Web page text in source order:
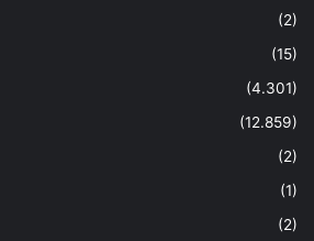
(2)
(15)
(4.301)
(12.859)
(2)
(1)
(2)